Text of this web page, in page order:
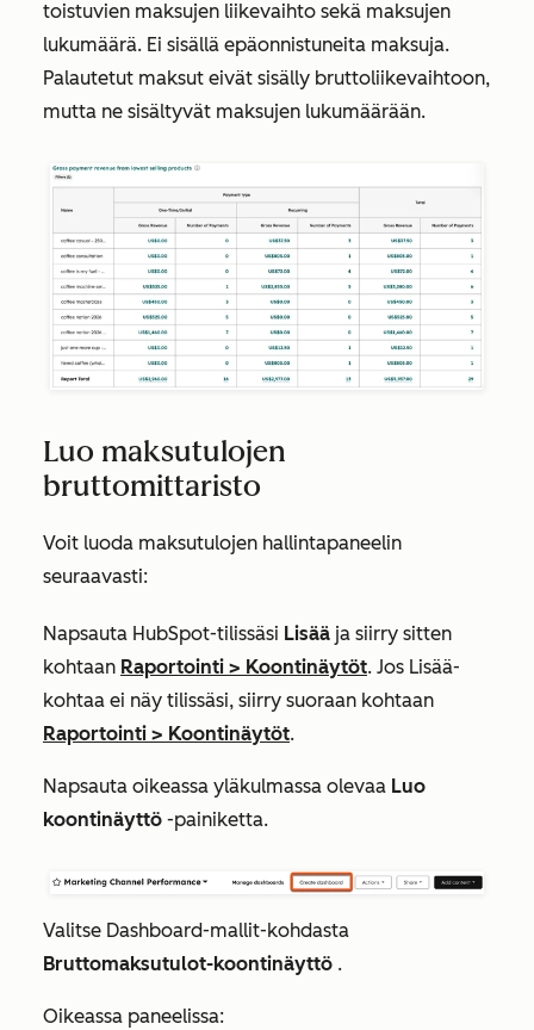
toistuvien maksujen liikevaihto sekä maksujen
lukumäärä. Ei sisällä epäonnistuneita maksuja.
Palautetut maksut eivät sisälly bruttoliikevaihtoon,
mutta ne sisältyvät maksujen lukumäärään.
Luo maksutulojen
bruttomittaristo
Voit luoda maksutulojen hallintapaneelin
seuraavasti:
Napsauta HubSpot-tilissäsi Lisää ja siirry sitten
kohtaan Raportointi > Koontinäytöt. Jos Lisää-
kohtaa ei näy tilissäsi, siirry suoraan kohtaan
Raportointi > Koontinäytöt.
Napsauta oikeassa yläkulmassa olevaa Luo
koontinäyttö -painiketta.
Valitse Dashboard-mallit-kohdasta
Bruttomaksutulot-koontinäyttö .
Oikeassa paneelissa: